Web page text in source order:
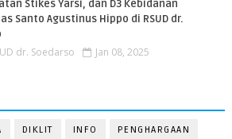
Stikes Yarsi, dan D3 Kebidanan
Santo Agustinus Hippo di RSUD dr.
dr. Soedarso Jan 08, 2025
DIKLIT INFO PENGHARGAAN